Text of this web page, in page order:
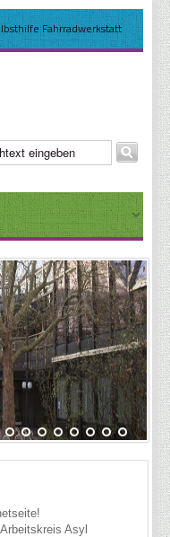
Fahrradwerkstatt
Asyl